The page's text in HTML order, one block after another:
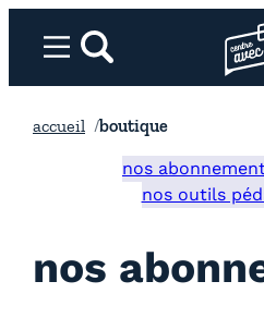
Menurechercher
accueil boutique
nos
nos outils
nos